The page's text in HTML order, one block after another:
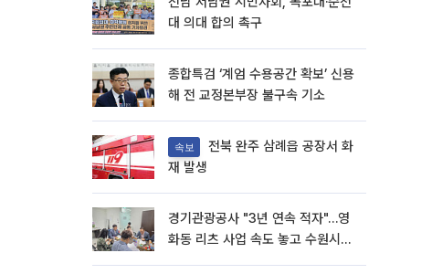
대 의대 합의 촉구
종합특검 ‘계엄 수용공간 확보’ 신용
해 전 교정본부장 불구속 기소
속보
재 발생
경기관광공사 "3년 연속 적자"…영
화동 리츠 사업 속도 놓고 수원시와